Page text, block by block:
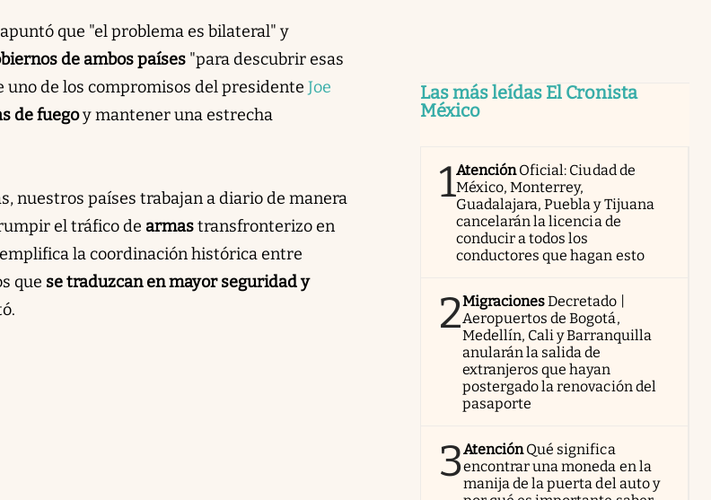
que "el problema es bilateral" y
de ambos países "para descubrir esas
uno de los compromisos del presidente Joe
de fuegoy mantener una estrecha
nuestros países trabajan a diario de manera
el tráfico de armastransfronterizo en
la coordinación histórica entre
que se traduzcan en mayor seguridad y
Las más leídas El Cronista
México
1AtenciónOficial: Ciudad de
México, Monterrey,
Guadalajara, Puebla y Tijuana
cancelarán la licencia de
conducir a todos los
conductores que hagan esto
2MigracionesDecretado |
Aeropuertos de Bogotá,
Medellín, Cali y Barranquilla
anularán la salida de
extranjeros que hayan
postergado la renovación del
pasaporte
3AtenciónQué significa
encontrar una moneda en la
manija de la puerta del auto y